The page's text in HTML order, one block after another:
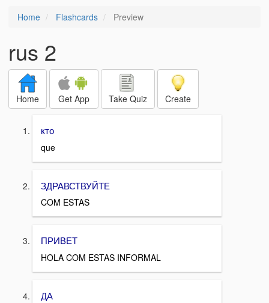
Home Flashcards Preview
rus 2
Home Get App Take Quiz Create
кто
que
ЗДРАВСТВУЙТЕ
COM ESTAS
ПРИВЕТ
HOLA COM ESTAS INFORMAL
ДА